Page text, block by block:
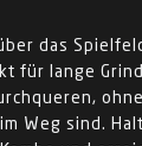
das
für lange
Weg sind.